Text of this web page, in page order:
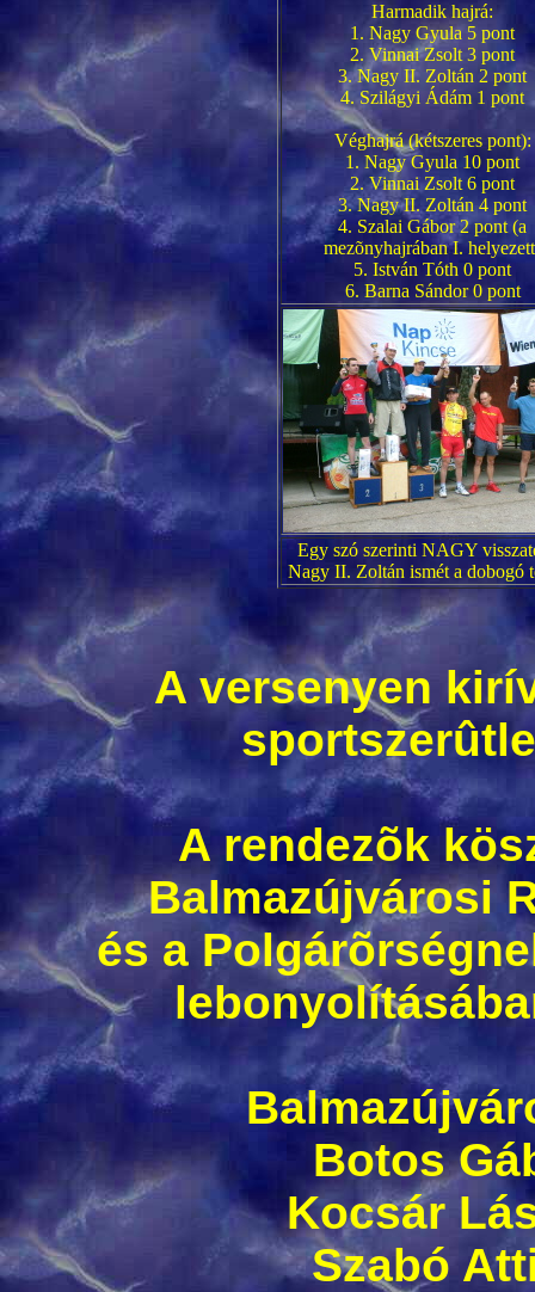
Harmadik hajrá:
1. Nagy Gyula 5 pont
2. Vinnai Zsolt 3 pont
3. Nagy II. Zoltán 2 pont
4. Szilágyi Ádám 1 pont
Véghajrá (kétszeres pont):
1. Nagy Gyula 10 pont
2. Vinnai Zsolt 6 pont
3. Nagy II. Zoltán 4 pont
4. Szalai Gábor 2 pont (a
mezõnyhajrában I.
5. István Tóth 0 pont
6. Barna Sándor 0 pont
Egy szó szerinti NAGY
Nagy II. Zoltán ismét a dobogó
A versenyen
A rendezõk
Balmazújvárosi
és a
Botos
Kocsár
Szabó